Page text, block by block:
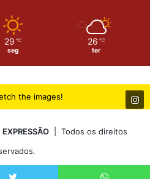
29 ℃
seg
26 ℃
ter
the images!
EXPRESSÃO| Todos os direitos